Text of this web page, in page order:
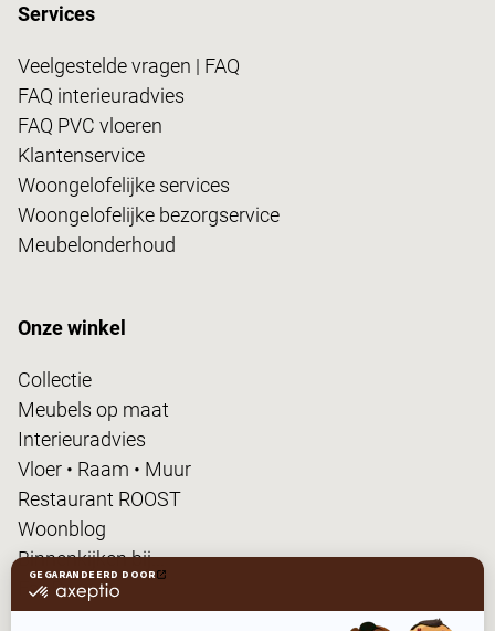
Services
Veelgestelde vragen | FAQ
FAQ interieuradvies
FAQ PVC vloeren
Klantenservice
Woongelofelijke services
Woongelofelijke bezorgservice
Meubelonderhoud
Onze winkel
Collectie
Meubels op maat
Interieuradvies
Vloer • Raam • Muur
Restaurant ROOST
Woonblog
Binnenkijken bij...
FanPas